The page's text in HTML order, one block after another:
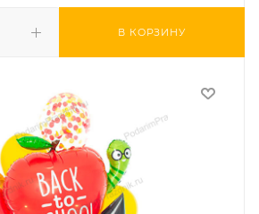
В КОРЗИНУ